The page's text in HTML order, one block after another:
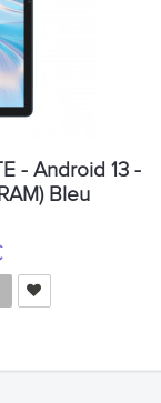
- Android 13 -
Bleu